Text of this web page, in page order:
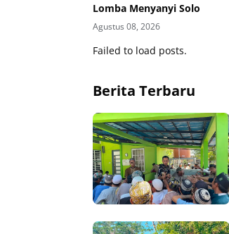
Lomba Menyanyi Solo
Agustus 08, 2026
Failed to load posts.
Berita Terbaru